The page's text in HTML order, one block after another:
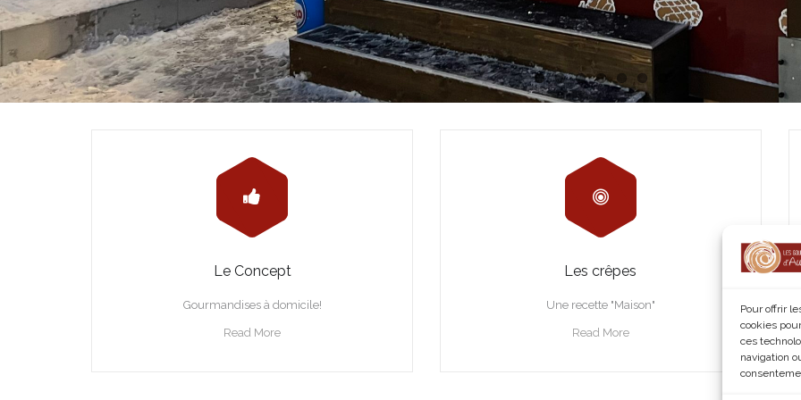
Pour offrir
cookies
ces
navigation
Le Concept
Gourmandises à domicile!
Read More
Les crêpes
Une recette "Maison"
Read More